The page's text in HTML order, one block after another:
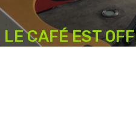
LE CAFÉ EST